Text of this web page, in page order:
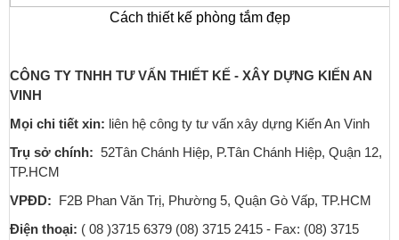
Cách thiết kế phòng tắm đẹp
CÔNG TY TNHH TƯ VẤN THIẾT KẾ - XÂY DỰNG KIẾN AN
VINH
Mọi chi tiết xin: liên hệ công ty tư vấn xây dựng Kiến An Vinh
Trụ sở chính: 52Tân Chánh Hiệp, P.Tân Chánh Hiệp, Quận 12,
TP.HCM
VPĐD: F2B Phan Văn Trị, Phường 5, Quận Gò Vấp, TP.HCM
Điện thoại: ( 08 )3715 6379 (08) 3715 2415 - Fax: (08) 3715